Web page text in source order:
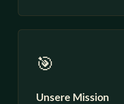
🎯
Unsere Mission